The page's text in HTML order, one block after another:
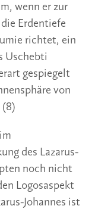
wenn er zur
Erdentiefe
richtet, ein
Uschebti
gespiegelt
von
(8)
des Lazarus-
noch nicht
Logosaspekt
Johannes ist